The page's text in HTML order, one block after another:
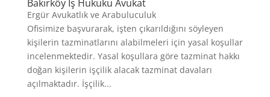
Bakırköy İş Hukuku Avukat
Ergür Avukatlık ve Arabuluculuk
Ofisimize başvurarak, işten çıkarıldığını söyleyen
kişilerin tazminatlarını alabilmeleri için yasal koşullar
incelenmektedir. Yasal koşullara göre tazminat hakkı
doğan kişilerin işçilik alacak tazminat davaları
açılmaktadır. İşçilik...